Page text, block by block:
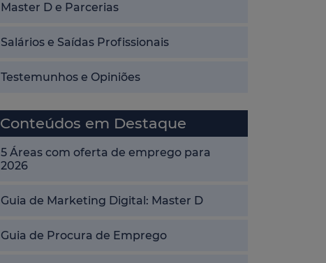
Master D e Parcerias
Salários e Saídas Profissionais
Testemunhos e Opiniões
Conteúdos em Destaque
5 Áreas com oferta de emprego para
2026
Guia de Marketing Digital: Master D
Guia de Procura de Emprego